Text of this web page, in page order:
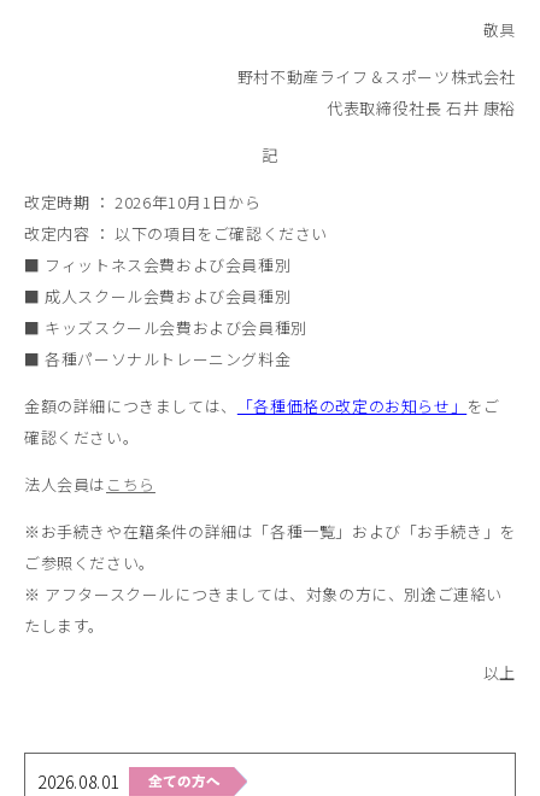
敬具
野村不動産ライフ＆スポーツ株式会社
代表取締役社長 石井 康裕
記
改定時期 ： 2026年10月1日から
改定内容 ： 以下の項目をご確認ください
■ フィットネス会費および会員種別
■ 成人スクール会費および会員種別
■ キッズスクール会費および会員種別
■ 各種パーソナルトレーニング料金
金額の詳細につきましては、 「各種価格の改定のお知らせ」 をご
確認ください。
法人会員は こちら
※お手続きや在籍条件の詳細は「各種一覧」および「お手続き」を
ご参照ください。
※ アフタースクールにつきましては、対象の方に、別途ご連絡い
たします。
以上
2026.08.01